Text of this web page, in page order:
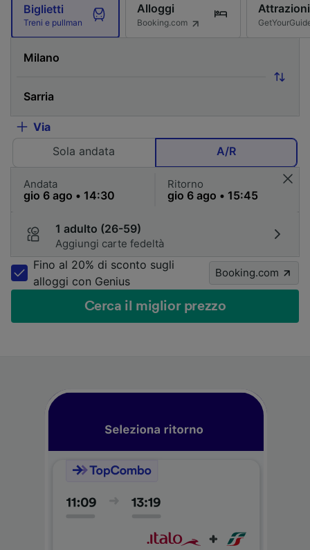
Biglietti
Treni e pullman
Alloggi
Booking.com
Attrazioni
Via
Sola andata
A/R
Andata Ritorno
1 adulto (26-59)
Aggiungi carte fedeltà
Fino al 20% di sconto sugli
alloggi con Genius
Booking.com
Cerca il miglior prezzo